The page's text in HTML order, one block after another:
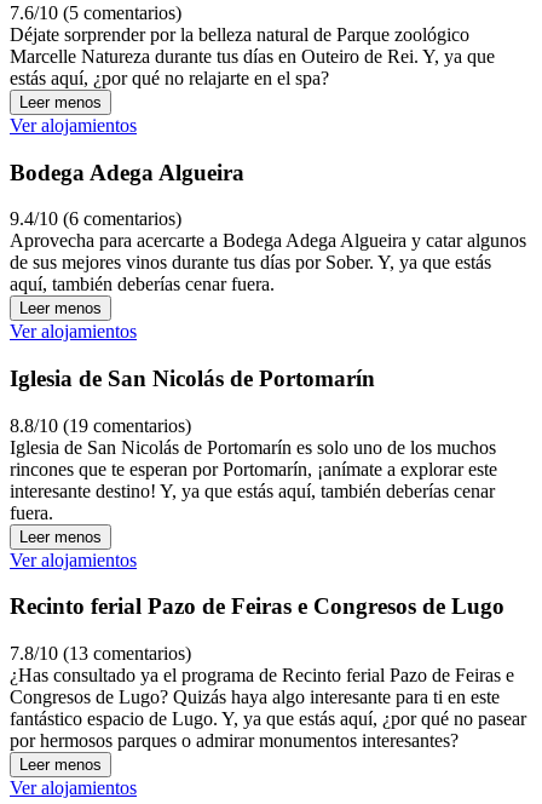
7.6/10 (5 comentarios)
Déjate sorprender por la belleza natural de Parque zoológico
Marcelle Natureza durante tus días en Outeiro de Rei. Y, ya que
estás aquí, ¿por qué no relajarte en el spa?
Leer menos
Ver alojamientos
Bodega Adega Algueira
9.4/10 (6 comentarios)
Aprovecha para acercarte a Bodega Adega Algueira y catar algunos
de sus mejores vinos durante tus días por Sober. Y, ya que estás
aquí, también deberías cenar fuera.
Leer menos
Ver alojamientos
Iglesia de San Nicolás de Portomarín
8.8/10 (19 comentarios)
Iglesia de San Nicolás de Portomarín es solo uno de los muchos
rincones que te esperan por Portomarín, ¡anímate a explorar este
interesante destino! Y, ya que estás aquí, también deberías cenar
fuera.
Leer menos
Ver alojamientos
Recinto ferial Pazo de Feiras e Congresos de Lugo
7.8/10 (13 comentarios)
¿Has consultado ya el programa de Recinto ferial Pazo de Feiras e
Congresos de Lugo? Quizás haya algo interesante para ti en este
fantástico espacio de Lugo. Y, ya que estás aquí, ¿por qué no pasear
por hermosos parques o admirar monumentos interesantes?
Leer menos
Ver alojamientos